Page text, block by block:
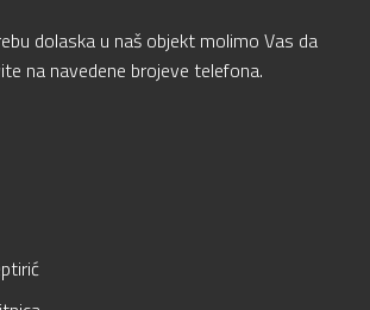
dolaska u naš objekt molimo Vas da
na navedene brojeve telefona.